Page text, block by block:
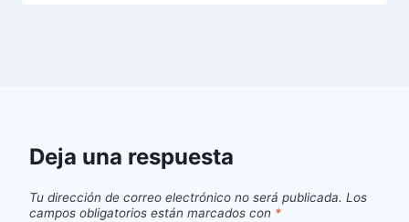
Deja una respuesta
Tu dirección de correo electrónico no será publicada. Los
campos obligatorios están marcados con *